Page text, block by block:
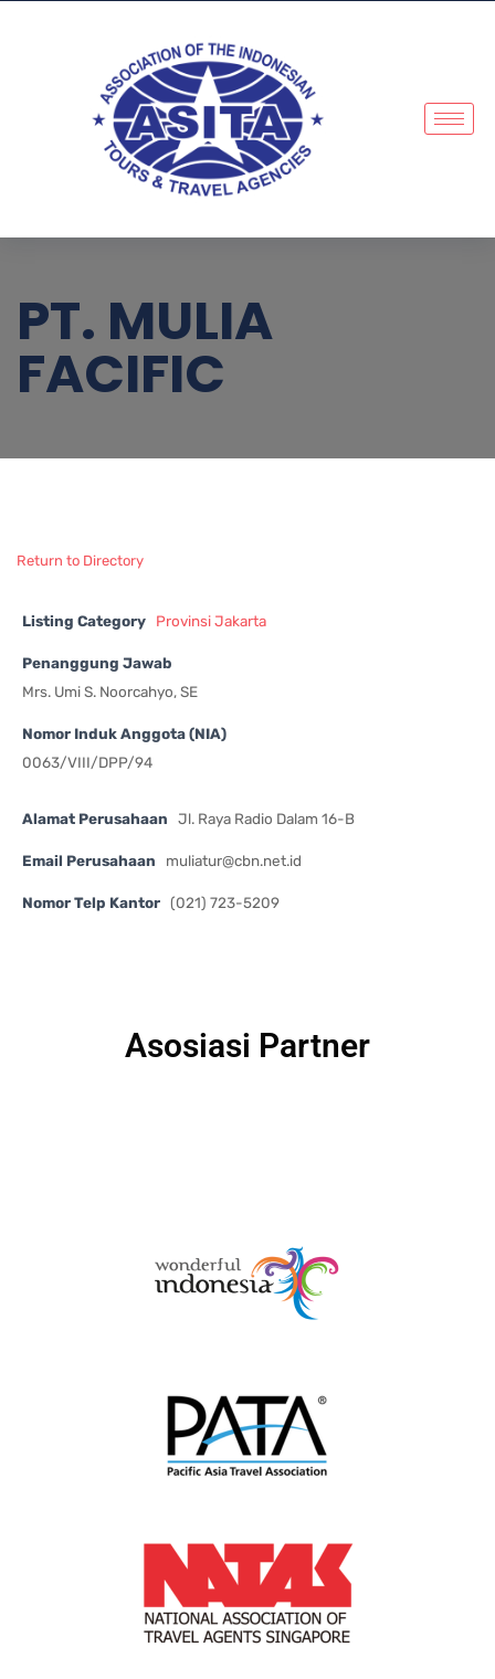
PT. MULIA
FACIFIC
Return to Directory
Listing Category Provinsi Jakarta
Penanggung Jawab
Mrs. Umi S. Noorcahyo, SE
Nomor Induk Anggota (NIA)
0063/VIII/DPP/94
Alamat Perusahaan Jl. Raya Radio Dalam 16-B
Email Perusahaan muliatur@cbn.net.id
Nomor Telp Kantor (021) 723-5209
Asosiasi Partner